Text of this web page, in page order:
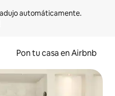
Pon tu casa en Airbnb